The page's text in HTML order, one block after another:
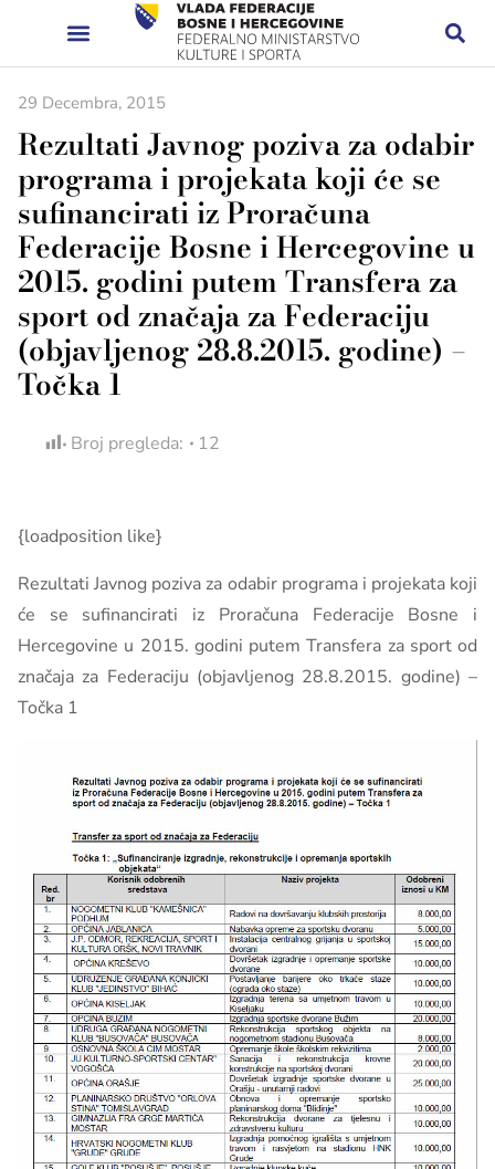
29 Decembra, 2015
Rezultati Javnog poziva za odabir
programa i projekata koji će se
sufinancirati iz Proračuna
Federacije Bosne i Hercegovine u
2015. godini putem Transfera za
sport od značaja za Federaciju
(objavljenog 28.8.2015. godine) –
Točka 1
Broj pregleda: 12
{loadposition like}
Rezultati Javnog poziva za odabir programa i projekata koji
će se sufinancirati iz Proračuna Federacije Bosne i
Hercegovine u 2015. godini putem Transfera za sport od
značaja za Federaciju (objavljenog 28.8.2015. godine) –
Točka 1